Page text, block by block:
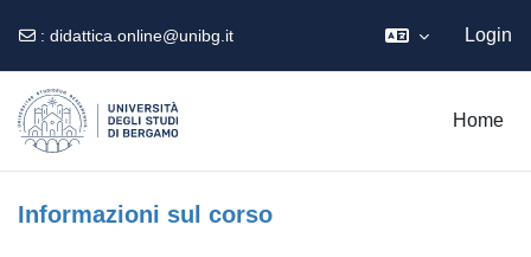
: didattica.online@unibg.it Login
Home
Informazioni sul corso